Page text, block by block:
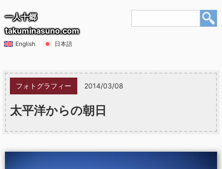
一人十郷
takuminasuno.com
English 日本語
フォトグラフィー 2014/03/08
太平洋からの朝日